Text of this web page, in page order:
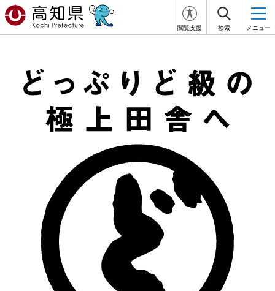
閲覧支援 検索 メニュー